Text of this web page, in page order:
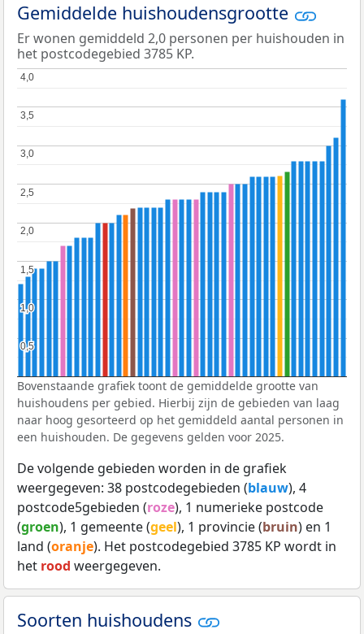
Gemiddelde huishoudensgrootte
Er wonen gemiddeld 2,0 personen per huishouden in
het postcodegebied 3785 KP.
0,5
0,5
1,0
1,0
1,5
1,5
2,0
2,0
2,5
2,5
3,0
3,0
3,5
3,5
4,0
4,0
Bovenstaande grafiek toont de gemiddelde grootte van
huishoudens per gebied. Hierbij zijn de gebieden van laag
naar hoog gesorteerd op het gemiddeld aantal personen in
een huishouden. De gegevens gelden voor 2025.
De volgende gebieden worden in de grafiek
weergegeven: 38 postcodegebieden (blauw), 4
postcode5gebieden (roze), 1 numerieke postcode
(groen), 1 gemeente (geel), 1 provincie (bruin) en 1
land (oranje). Het postcodegebied 3785 KP wordt in
het rood weergegeven.
Soorten huishoudens